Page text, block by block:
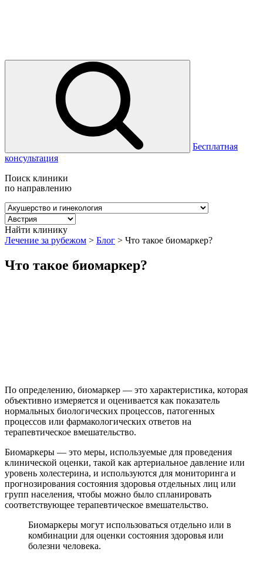
Бесплатная
консультация
Поиск клиники
по направлению
Найти клинику
Лечение за рубежом > Блог > Что такое биомаркер?
Что такое биомаркер?
По определению, биомаркер — это характеристика, которая
объективно измеряется и оценивается как показатель
нормальных биологических процессов, патогенных
процессов или фармакологических ответов на
терапевтическое вмешательство.
Биомаркеры — это меры, используемые для проведения
клинической оценки, такой как артериальное давление или
уровень холестерина, и используются для мониторинга и
прогнозирования состояния здоровья отдельных лиц или
групп населения, чтобы можно было спланировать
соответствующее терапевтическое вмешательство.
Биомаркеры могут использоваться отдельно или в
комбинации для оценки состояния здоровья или
болезни человека.